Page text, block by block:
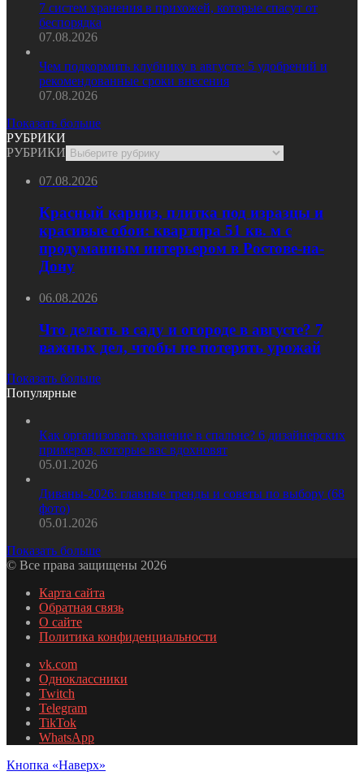
7 систем хранения в прихожей, которые спасут от
беспорядка
07.08.2026
Чем подкормить клубнику в августе: 5 удобрений и
рекомендованные сроки внесения
07.08.2026
Показать больше
РУБРИКИ
РУБРИКИ
07.08.2026
Красный карниз, плитка под изразцы и
красивые обои: квартира 51 кв. м с
продуманным интерьером в Ростове-на-
Дону
06.08.2026
Что делать в саду и огороде в августе? 7
важных дел, чтобы не потерять урожай
Показать больше
Популярные
Как организовать хранение в спальне? 6 дизайнерских
примеров, которые вас вдохновят
05.01.2026
Диваны-2026: главные тренды и советы по выбору (68
фото)
05.01.2026
Показать больше
© Все права защищены 2026
Карта сайта
Обратная связь
О сайте
Политика конфиденциальности
vk.com
Одноклассники
Twitch
Telegram
TikTok
WhatsApp
Кнопка «Наверх»